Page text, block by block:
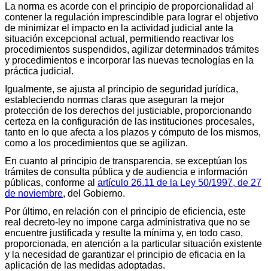
La norma es acorde con el principio de proporcionalidad al
contener la regulación imprescindible para lograr el objetivo
de minimizar el impacto en la actividad judicial ante la
situación excepcional actual, permitiendo reactivar los
procedimientos suspendidos, agilizar determinados trámites
y procedimientos e incorporar las nuevas tecnologías en la
práctica judicial.
Igualmente, se ajusta al principio de seguridad jurídica,
estableciendo normas claras que aseguran la mejor
protección de los derechos del justiciable, proporcionando
certeza en la configuración de las instituciones procesales,
tanto en lo que afecta a los plazos y cómputo de los mismos,
como a los procedimientos que se agilizan.
En cuanto al principio de transparencia, se exceptúan los
trámites de consulta pública y de audiencia e información
públicas, conforme al artículo 26.11 de la Ley 50/1997, de 27
de noviembre, del Gobierno.
Por último, en relación con el principio de eficiencia, este
real decreto-ley no impone carga administrativa que no se
encuentre justificada y resulte la mínima y, en todo caso,
proporcionada, en atención a la particular situación existente
y la necesidad de garantizar el principio de eficacia en la
aplicación de las medidas adoptadas.